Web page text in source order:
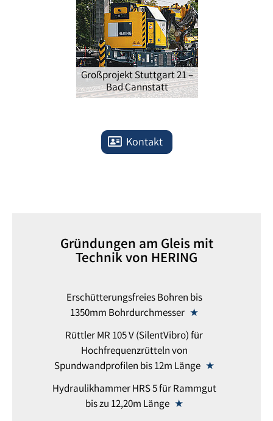
Großprojekt Stuttgart 21 –
Bad Cannstatt
Kontakt
Gründungen am Gleis mit
Technik von HERING
Erschütterungsfreies Bohren bis
1350mm Bohrdurchmesser
Rüttler MR 105 V (SilentVibro) für
Hochfrequenzrütteln von
Spundwandprofilen bis 12m Länge
Hydraulikhammer HRS 5 für Rammgut
bis zu 12,20m Länge